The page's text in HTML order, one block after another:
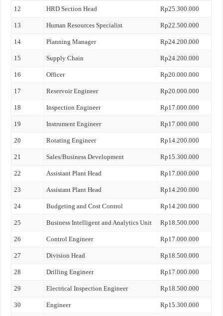
12 HRD Section Head Rp25.300.000
13 Human Resources Specialist Rp22.500.000
14 Planning Manager Rp24.200.000
15 Supply Chain Rp24.200.000
16 Officer Rp20.000.000
17 Reservoir Engineer Rp20.000.000
18 Inspection Engineer Rp17.000.000
19 Instrument Engineer Rp17.000.000
20 Rotating Engineer Rp14.200.000
21 Sales/Business Development Rp15.300.000
22 Assistant Plant Head Rp17.000.000
23 Assistant Plant Head Rp14.200.000
24 Budgeting and Cost Control Rp14.200.000
25 Business Intelligent and Analytics Unit Rp18.500.000
26 Control Engineer Rp17.000.000
27 Division Head Rp18.500.000
28 Drilling Engineer Rp17.000.000
29 Electrical Inspection Engineer Rp18.500.000
30 Engineer Rp15.300.000